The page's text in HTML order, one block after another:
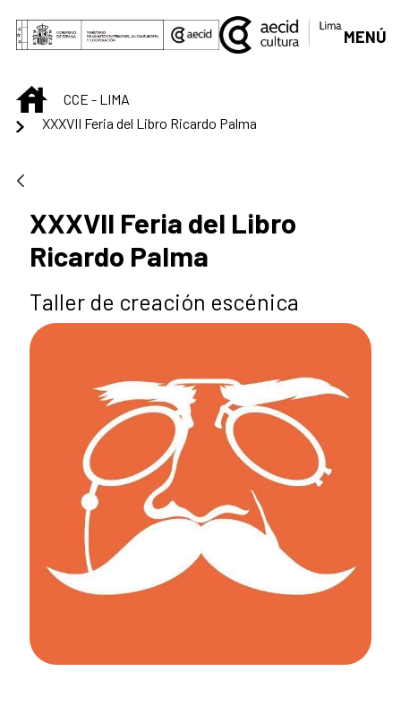
Saut au contenu principal
MENÚ
INICIOCCE - LIMA
XXXVII Feria del Libro Ricardo Palma
XXXVII Feria del Libro
Ricardo Palma
Taller de creación escénica